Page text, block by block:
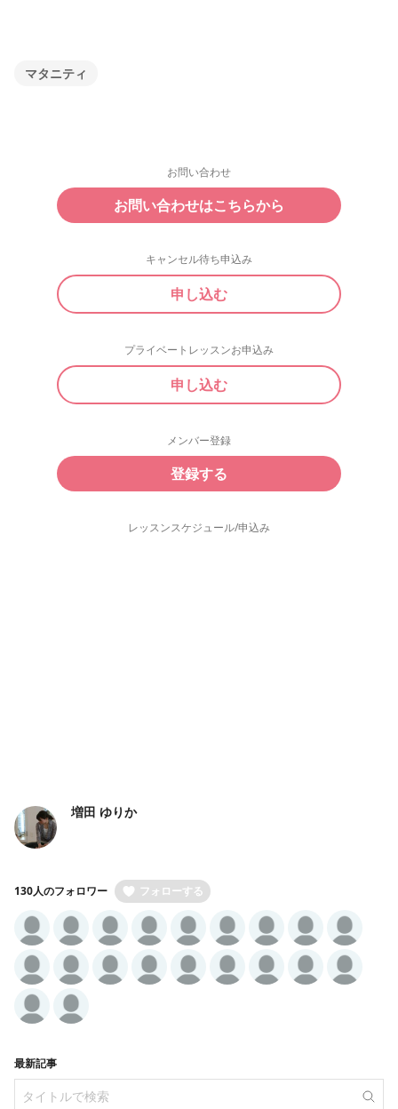
マタニティ
お問い合わせ
お問い合わせはこちらから
キャンセル待ち申込み
申し込む
プライベートレッスンお申込み
申し込む
メンバー登録
登録する
レッスンスケジュール/申込み
増田 ゆりか
130人のフォロワー フォローする
最新記事